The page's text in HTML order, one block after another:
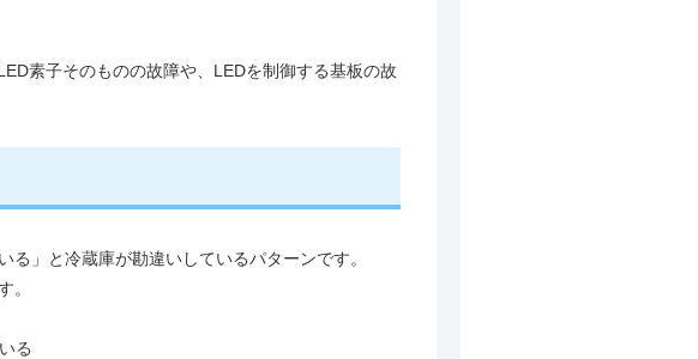
素子そのものの故障や、LEDを制御する基板の故
」と冷蔵庫が勘違いしているパターンです。
。
る